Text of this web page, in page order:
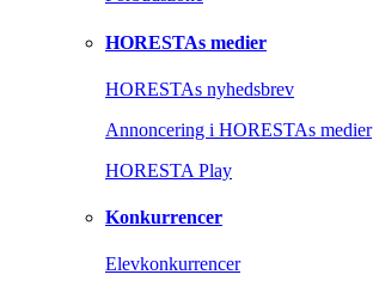
HORESTAs medier
HORESTAs nyhedsbrev
Annoncering i HORESTAs medier
HORESTA Play
Konkurrencer
Elevkonkurrencer